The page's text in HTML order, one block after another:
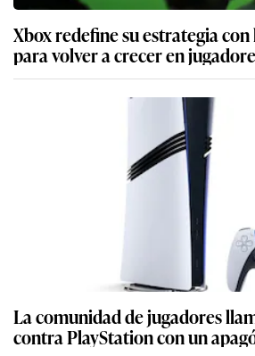
Xbox redefine su estrategia con
para volver a crecer en
La comunidad de jugadores
contra PlayStation con un